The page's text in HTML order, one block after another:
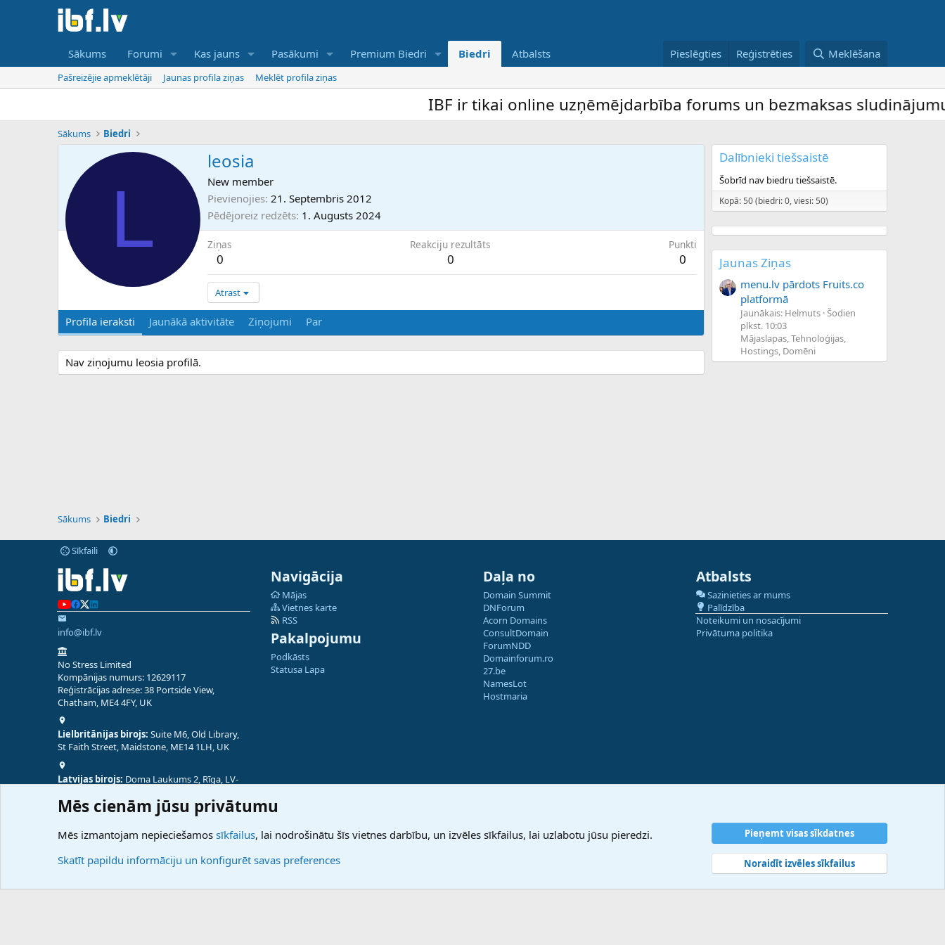
Sākums Forumi Kas jauns Pasākumi Premium Biedri Biedri Atbalsts Pieslēgties Reģistrēties Meklēšana
Pašreizējie apmeklētāji Jaunas profila ziņas Meklēt profila ziņas
IBF ir tikai online uzņēmējdarbība forums un bezmaksas sludinājumu
Sākums Biedri
L
leosia
New member
Pievienojies 21. Septembris 2012
Pēdējoreiz redzēts 1. Augusts 2024
Ziņas
0
Reakciju rezultāts
0
Punkti
0
Atrast
Profila ieraksti Jaunākā aktivitāte Ziņojumi Par
Nav ziņojumu leosia profilā.
Dalībnieki tiešsaistē
Šobrīd nav biedru tiešsaistē.
Kopā: 50 (biedri: 0, viesi: 50)
Jaunas Ziņas
menu.lv pārdots Fruits.co
platformā
Jaunākais: Helmuts Šodien
plkst. 10:03
Mājaslapas, Tehnoloģijas,
Hostings, Domēni
Sākums Biedri
Sīkfaili
info@ibf.lv
No Stress Limited
Kompānijas numurs: 12629117
Reģistrācijas adrese: 38 Portside View,
Chatham, ME4 4FY, UK
Lielbritānijas birojs: Suite M6, Old Library,
St Faith Street, Maidstone, ME14 1LH, UK
Latvijas birojs: Doma Laukums 2, Rīga, LV-
Navigācija
Mājas
Vietnes karte
RSS
Pakalpojumu
Podkāsts
Statusa Lapa
Daļa no
Domain Summit
DNForum
Acorn Domains
ConsultDomain
ForumNDD
Domainforum.ro
27.be
NamesLot
Hostmaria
Atbalsts
Sazinieties ar mums
Palīdzība
Noteikumi un nosacījumi
Privātuma politika
Mēs cienām jūsu privātumu
Mēs izmantojam nepieciešamos sīkfailus, lai nodrošinātu šīs vietnes darbību, un izvēles sīkfailus, lai uzlabotu jūsu pieredzi.
Skatīt papildu informāciju un konfigurēt savas preferences
Pieņemt visas sīkdatnes
Noraidīt izvēles sīkfailus